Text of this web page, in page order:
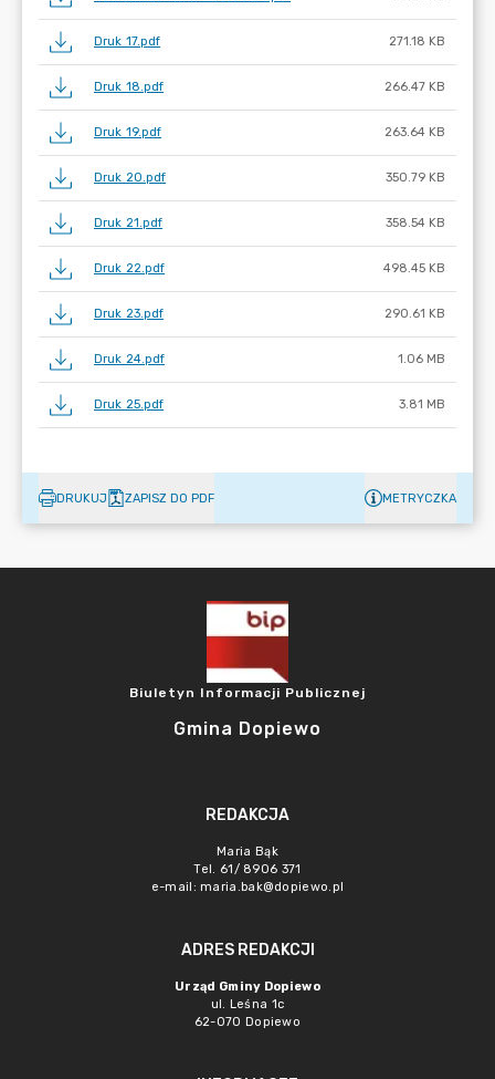
Druk 17.pdf 271.18 KB
Druk 18.pdf 266.47 KB
Druk 19.pdf 263.64 KB
Druk 20.pdf 350.79 KB
Druk 21.pdf 358.54 KB
Druk 22.pdf 498.45 KB
Druk 23.pdf 290.61 KB
Druk 24.pdf 1.06 MB
Druk 25.pdf 3.81 MB
DRUKUJ ZAPISZ DO PDF METRYCZKA
Biuletyn Informacji Publicznej
Gmina Dopiewo
REDAKCJA
Maria Bąk
Tel. 61/ 8906 371
e-mail: maria.bak@dopiewo.pl
ADRES REDAKCJI
Urząd Gminy Dopiewo
ul. Leśna 1c
62-070 Dopiewo